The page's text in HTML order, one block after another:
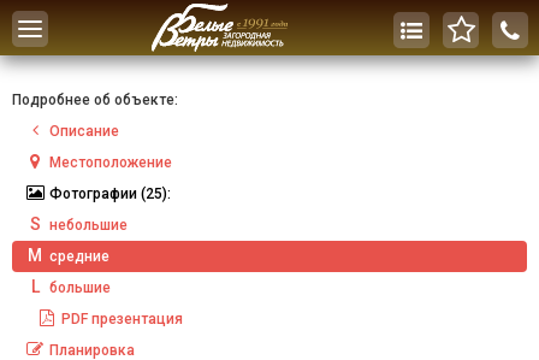
Toggle
navigation
Подробнее об объекте:
Описание
Местоположение
Фотографии (25):
S небольшие
M средние
L
большие
PDF презентация
Планировка